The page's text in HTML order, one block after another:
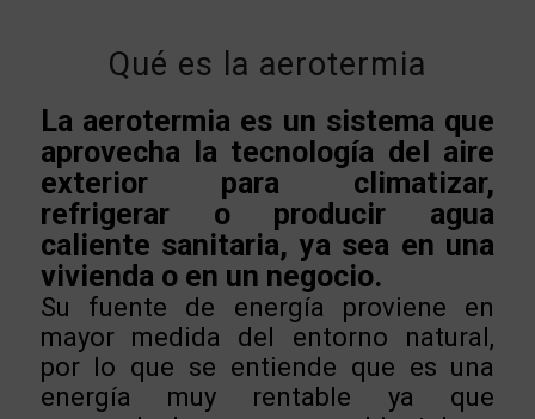
Qué es la aerotermia
La aerotermia es un sistema que
aprovecha la tecnología del aire
exterior para climatizar,
refrigerar o producir agua
caliente sanitaria, ya sea en una
vivienda o en un negocio.
Su fuente de energía proviene en
mayor medida del entorno natural,
por lo que se entiende que es una
energía muy rentable ya que